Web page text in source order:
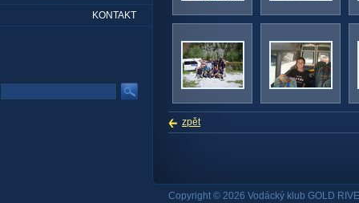
zpět
KONTAKT
Copyright © 2026 Vodácký klub GOLD